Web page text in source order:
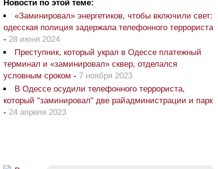
Новости по этой теме:
«Заминировал» энергетиков, чтобы включили свет:
одесская полиция задержала телефонного террориста
- 28 июня 2024
Преступник, который украл в Одессе платежный
терминал и «заминировал» сквер, отделался
условным сроком - 7 ноября 2023
В Одессе осудили телефонного террориста,
который "заминировал" две райадминистрации и парк
- 24 апреля 2023